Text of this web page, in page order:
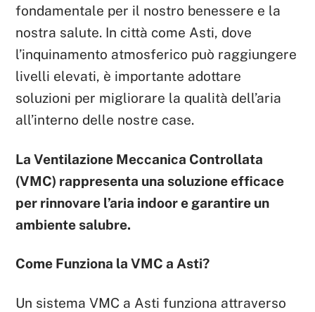
fondamentale per il nostro benessere e la
nostra salute. In città come Asti, dove
l’inquinamento atmosferico può raggiungere
livelli elevati, è importante adottare
soluzioni per migliorare la qualità dell’aria
all’interno delle nostre case.
La Ventilazione Meccanica Controllata
(VMC) rappresenta una soluzione efficace
per rinnovare l’aria indoor e garantire un
ambiente salubre.
Come Funziona la VMC a Asti?
Un sistema VMC a Asti funziona attraverso